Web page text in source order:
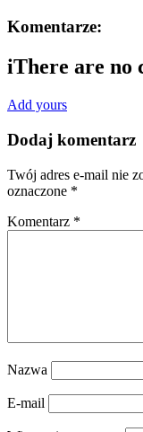
Komentarze:
iThere are no
Add yours
Dodaj komentarz
Twój adres e-mail nie
oznaczone *
Komentarz *
Nazwa
E-mail